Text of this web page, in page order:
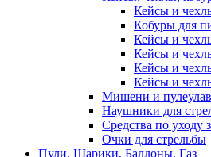
Кейсы и
Кобуры для
Кейсы и
Кейсы и
Кейсы и
Кейсы и
Мишени и
Наушники для
Средства по уходу
Очки для стрельбы
Пули, Шарики, Баллоны, Газ